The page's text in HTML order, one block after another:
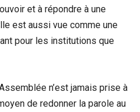
et à répondre à une
est aussi vue comme une
pour les institutions que
n’est jamais prise à
de redonner la parole au